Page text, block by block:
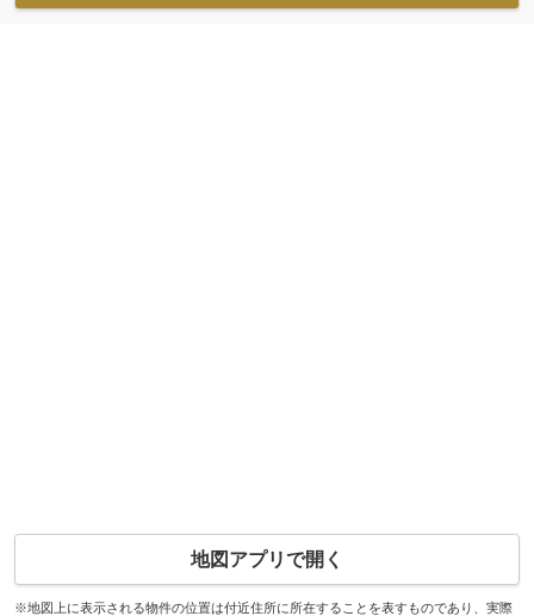
地図アプリで開く
※地図上に表示される物件の位置は付近住所に所在することを表すものであり、実際